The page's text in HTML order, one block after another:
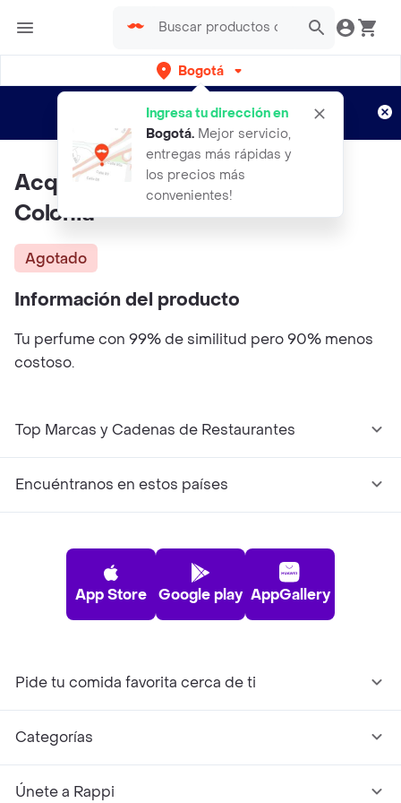
Bogotá
Ingresa tu dirección en
Bogotá. Mejor servicio,
entregas más rápidas y
los precios más
convenientes!
envíos gratis por semanas
Aplican TyC
Acqua Di Parma, Essenza Di
Colonia
Agotado
Información del producto
Tu perfume con 99% de similitud pero 90% menos
costoso.
Top Marcas y Cadenas de Restaurantes
Encuéntranos en estos países
App Store Google play AppGallery
Pide tu comida favorita cerca de ti
Categorías
Únete a Rappi